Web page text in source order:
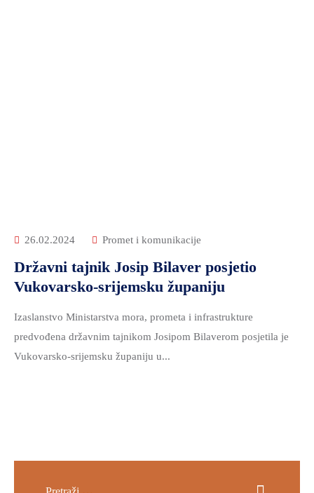
26.02.2024 Promet i komunikacije
Državni tajnik Josip Bilaver posjetio
Vukovarsko-srijemsku županiju
Izaslanstvo Ministarstva mora, prometa i infrastrukture
predvođena državnim tajnikom Josipom Bilaverom posjetila je
Vukovarsko-srijemsku županiju u...